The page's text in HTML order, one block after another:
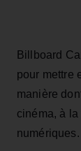
Billboard
pour mettre
manière
cinéma, à
numériques.